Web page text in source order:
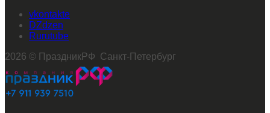
vkontakte
dzen
rutube
2026 © ПраздникРФ Санкт-Петербург